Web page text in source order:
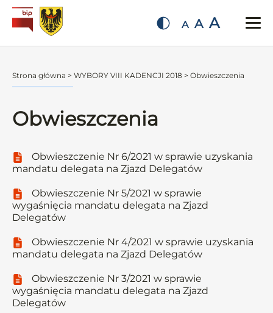
A A A
Strona główna > WYBORY VIII KADENCJI 2018 > Obwieszczenia
Obwieszczenia
Obwieszczenie Nr 6/2021 w sprawie uzyskania
mandatu delegata na Zjazd Delegatów
Obwieszczenie Nr 5/2021 w sprawie
wygaśnięcia mandatu delegata na Zjazd
Delegatów
Obwieszczenie Nr 4/2021 w sprawie uzyskania
mandatu delegata na Zjazd Delegatów
Obwieszczenie Nr 3/2021 w sprawie
wygaśnięcia mandatu delegata na Zjazd
Delegatów